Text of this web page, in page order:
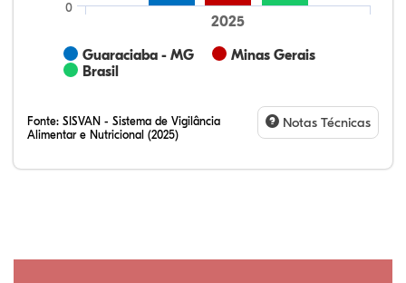
Guaraciaba - MG
Minas Gerais
Brasil
2025
0
Fonte: SISVAN - Sistema de Vigilância
Alimentar e Nutricional (2025)
Notas Técnicas